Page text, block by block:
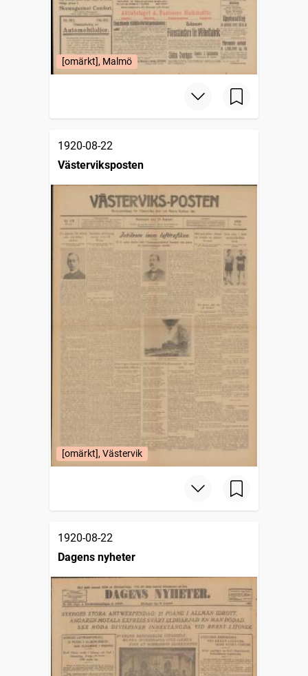
[omärkt], Malmö
1920-08-22
Västerviksposten
[omärkt], Västervik
1920-08-22
Dagens nyheter